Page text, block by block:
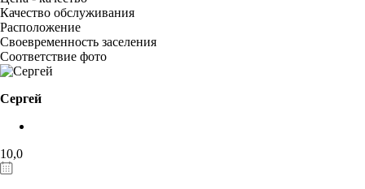
Качество обслуживания
Расположение
Своевременность заселения
Соответствие фото
Сергей
10,0